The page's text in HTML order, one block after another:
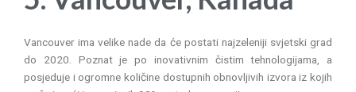
Vancouver ima velike nade da će postati najzeleniji svjetski grad
do 2020. Poznat je po inovativnim čistim tehnologijama, a
posjeduje i ogromne količine dostupnih obnovljivih izvora iz kojih